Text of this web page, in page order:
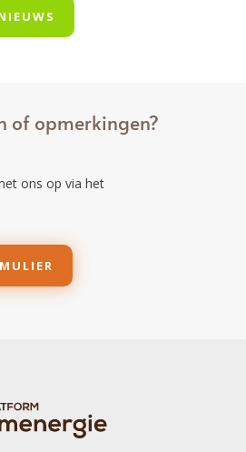
of opmerkingen?
ons op via het